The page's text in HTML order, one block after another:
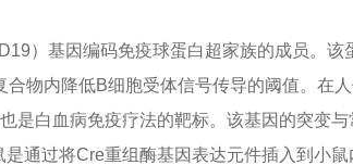
）基因编码免疫球蛋白超家族的成员。
合物内降低B细胞受体信号传导的阈值。在
是白血病免疫疗法的靶标。该基因的突变
是通过将Cre重组酶基因表达元件插入到小